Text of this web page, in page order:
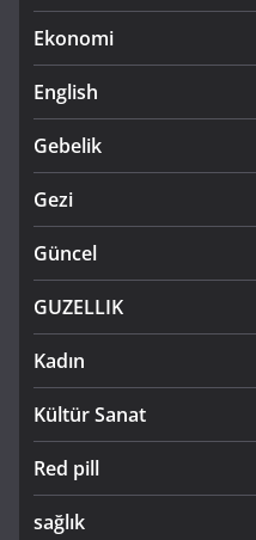
Ekonomi
English
Gebelik
Gezi
Güncel
GUZELLIK
Kadın
Kültür Sanat
Red pill
sağlık